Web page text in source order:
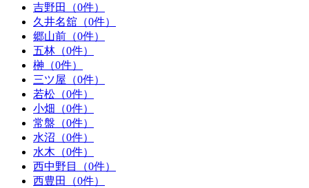
吉野田（0件）
久井名舘（0件）
郷山前（0件）
五林（0件）
榊（0件）
三ツ屋（0件）
若松（0件）
小畑（0件）
常盤（0件）
水沼（0件）
水木（0件）
西中野目（0件）
西豊田（0件）